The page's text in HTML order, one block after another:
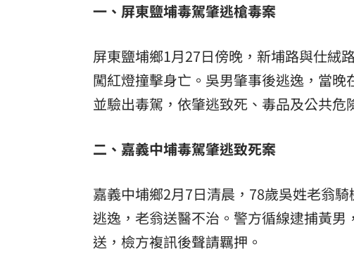
一、屏東鹽埔毒駕肇逃槍毒案
屏東鹽埔鄉1月27日傍晚，新埔路與仕絨
闖紅燈撞擊身亡。吳男肇事後逃逸，當晚
並驗出毒駕，依肇逃致死、毒品及公共危
二、嘉義中埔毒駕肇逃致死案
嘉義中埔鄉2月7日清晨，78歲吳姓老翁
逃逸，老翁送醫不治。警方循線逮捕黃
送，檢方複訊後聲請羈押。